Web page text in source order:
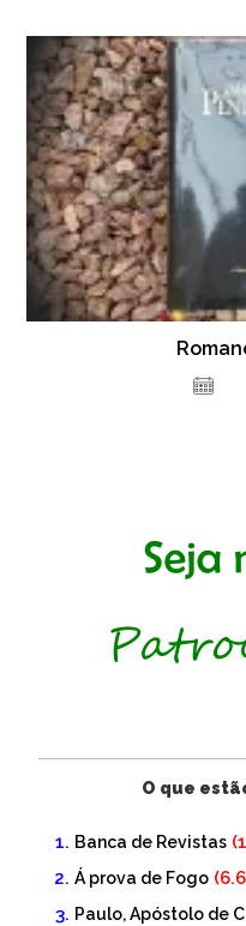
O que
Banca de Revistas
Á prova de Fogo
Paulo, Apóstolo de